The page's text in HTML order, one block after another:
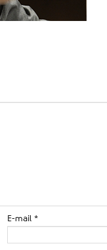
E-mail *